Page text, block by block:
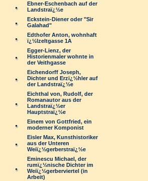
Ebner-Eschenbach auf der
Landstraï¿½e
Eckstein-Diener oder "Sir
Galahad"
Edthofer Anton, wohnhaft
ï¿½lzeltgasse 1A
Egger-Lienz, der
Historienmaler wohnte in
der Veithgasse
Eichendorff Joseph,
Dichter und Erzï¿½hler auf
der Landstraï¿½e
Eichthal von, Rudolf, der
Romanautor aus der
Landstraï¿½er
Hauptstraï¿½e
Einem von Gottfried, ein
moderner Komponist
Eisler Max, Kunsthistoriker
aus der Unteren
Weiï¿½gerberstraï¿½e
Eminescu Michael, der
rumï¿½nische Dichter im
Weiï¿½gerberviertel (in
Arbeit)